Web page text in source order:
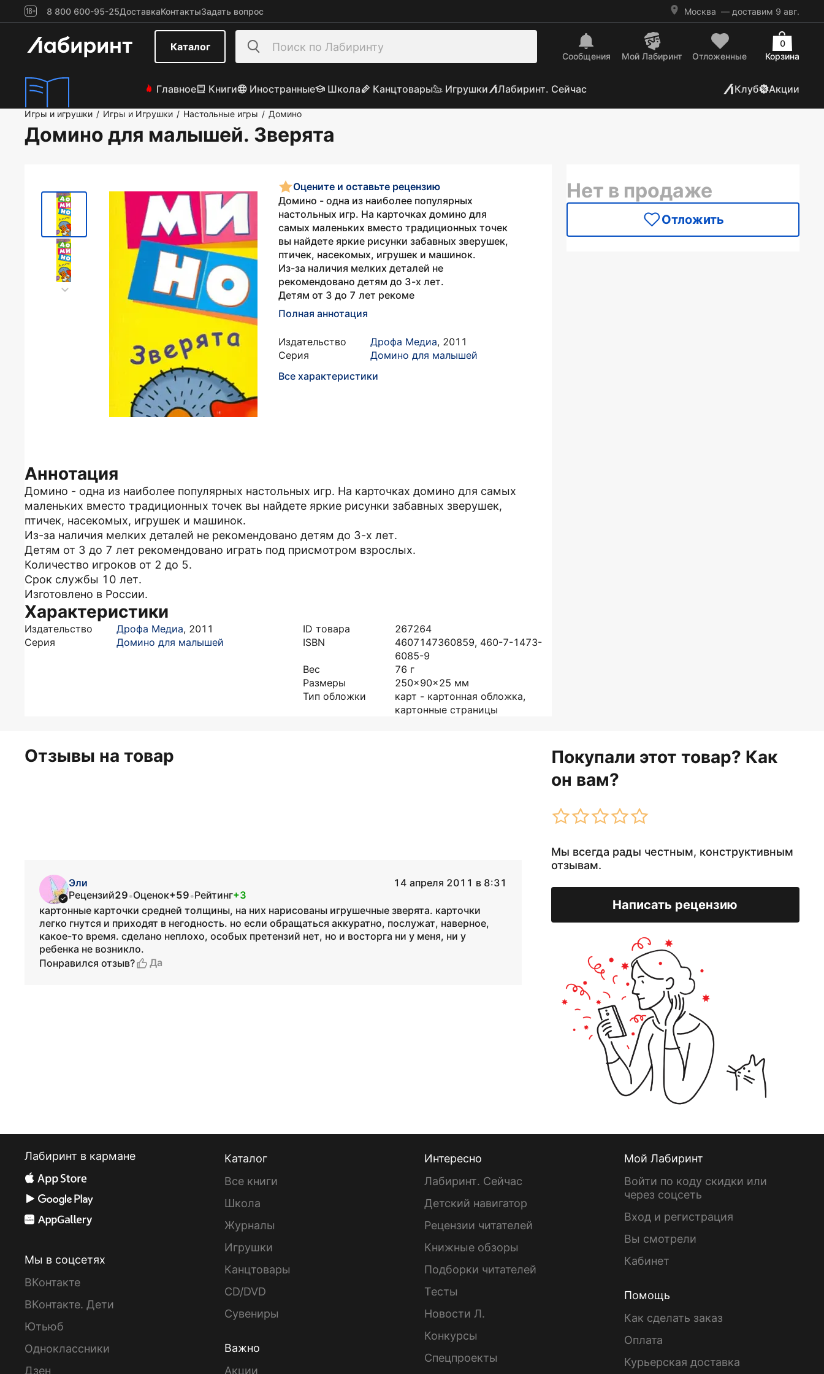
8 800 600-95-25ДоставкаКонтактыЗадать вопрос Москва — доставим 9 авг.
Каталог
Сообщения Mой Лабиринт Отложенные Корзина
0
Главное Книги Иностранные Школа Канцтовары Игрушки Лабиринт. Сейчас Клуб Акции
Игры и игрушки / Игры и Игрушки / Настольные игры / Домино
Домино для малышей. Зверята
Оцените и оставьте рецензию
Домино - одна из наиболее популярных
настольных игр. На карточках домино для
самых маленьких вместо традиционных точек
вы найдете яркие рисунки забавных зверушек,
птичек, насекомых, игрушек и машинок.
Из-за наличия мелких деталей не
рекомендовано детям до 3-х лет.
Детям от 3 до 7 лет рекоме
Полная аннотация
Издательство Дрофа Медиа, 2011
Серия
Домино для малышей
Все характеристики
Аннотация
Домино - одна из наиболее популярных настольных игр. На карточках домино для самых
маленьких вместо традиционных точек вы найдете яркие рисунки забавных зверушек,
птичек, насекомых, игрушек и машинок.
Из-за наличия мелких деталей не рекомендовано детям до 3-х лет.
Детям от 3 до 7 лет рекомендовано играть под присмотром взрослых.
Количество игроков от 2 до 5.
Срок службы 10 лет.
Изготовлено в России.
Характеристики
Издательство Дрофа Медиа, 2011
Серия
Домино для малышей
ID товара
267264
ISBN
4607147360859, 460-7-1473-
6085-9
Вес
76 г
Размеры
250x90x25 мм
Тип обложки
карт - картонная обложка,
картонные страницы
Нет в продаже
Отложить
Отзывы на товар
Покупали этот товар? Как
он вам?
Мы всегда рады честным, конструктивным
отзывам.
Написать рецензию
Эли
14 апреля 2011 в 8:31
Рецензий29•Оценок+59•Рейтинг+3
картонные карточки средней толщины, на них нарисованы игрушечные зверята. карточки
легко гнутся и приходят в негодность. но если обращаться аккуратно, послужат, наверное,
какое-то время. сделано неплохо, особых претензий нет, но и восторга ни у меня, ни у
ребенка не возникло.
Понравился отзыв?
Да
Лабиринт в кармане
Мы в соцсетях
ВКонтакте
ВКонтакте. Дети
Ютьюб
Одноклассники
Дзен
Каталог
Все книги
Школа
Журналы
Игрушки
Канцтовары
CD/DVD
Сувениры
Важно
Акции
Интересно
Лабиринт. Сейчас
Детский навигатор
Рецензии читателей
Книжные обзоры
Подборки читателей
Тесты
Новости Л.
Конкурсы
Спецпроекты
Мой Лабиринт
Войти по коду скидки или
через соцсеть
Вход и регистрация
Вы смотрели
Кабинет
Помощь
Как сделать заказ
Оплата
Курьерская доставка